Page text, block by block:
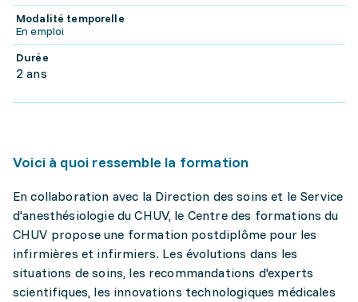
Modalité temporelle
En emploi
Durée
2 ans
Voici à quoi ressemble la formation
En collaboration avec la Direction des soins et le Service
d'anesthésiologie du CHUV, le Centre des formations du
CHUV propose une formation postdiplôme pour les
infirmières et infirmiers. Les évolutions dans les
situations de soins, les recommandations d'experts
scientifiques, les innovations technologiques médicales